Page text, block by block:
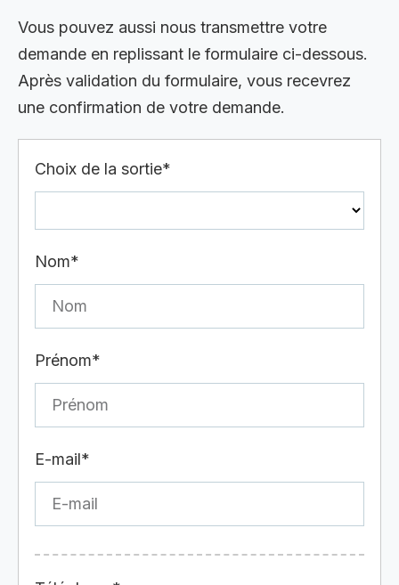
Vous pouvez aussi nous transmettre votre
demande en replissant le formulaire ci-dessous.
Après validation du formulaire, vous recevrez
une confirmation de votre demande.
Choix de la sortie*
Nom*
Prénom*
E-mail*